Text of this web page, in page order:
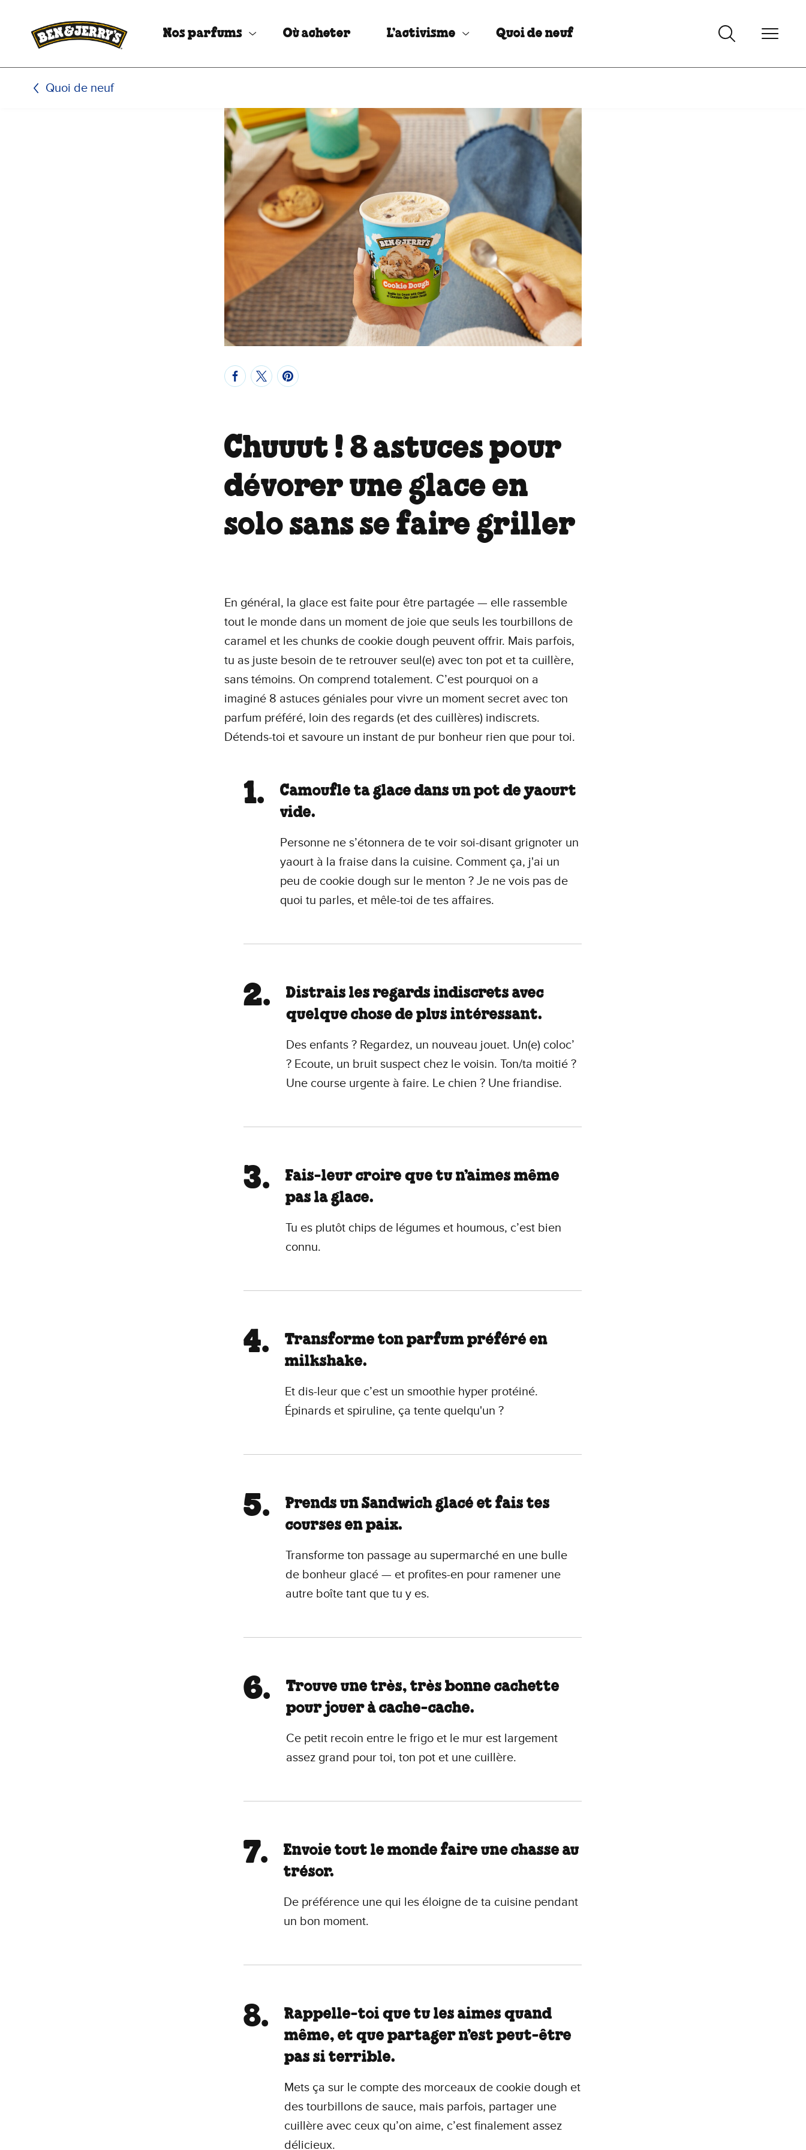
Nos parfums Où acheter L’activisme Quoi de neuf
Quoi de neuf
Chuuut ! 8 astuces pour
dévorer une glace en
solo sans se faire griller
En général, la glace est faite pour être partagée — elle rassemble
tout le monde dans un moment de joie que seuls les tourbillons de
caramel et les chunks de cookie dough peuvent offrir. Mais parfois,
tu as juste besoin de te retrouver seul(e) avec ton pot et ta cuillère,
sans témoins. On comprend totalement. C’est pourquoi on a
imaginé 8 astuces géniales pour vivre un moment secret avec ton
parfum préféré, loin des regards (et des cuillères) indiscrets.
Détends-toi et savoure un instant de pur bonheur rien que pour toi.
Camoufle ta glace dans un pot de yaourt
vide.
Personne ne s’étonnera de te voir soi-disant grignoter un
yaourt à la fraise dans la cuisine. Comment ça, j'ai un
peu de cookie dough sur le menton ? Je ne vois pas de
quoi tu parles, et mêle-toi de tes affaires.
Distrais les regards indiscrets avec
quelque chose de plus intéressant.
Des enfants ? Regardez, un nouveau jouet. Un(e) coloc’
? Ecoute, un bruit suspect chez le voisin. Ton/ta moitié ?
Une course urgente à faire. Le chien ? Une friandise.
Fais-leur croire que tu n’aimes même
pas la glace.
Tu es plutôt chips de légumes et houmous, c’est bien
connu.
Transforme ton parfum préféré en
milkshake.
Et dis-leur que c’est un smoothie hyper protéiné.
Épinards et spiruline, ça tente quelqu'un ?
Prends un Sandwich glacé et fais tes
courses en paix.
Transforme ton passage au supermarché en une bulle
de bonheur glacé — et profites-en pour ramener une
autre boîte tant que tu y es.
Trouve une très, très bonne cachette
pour jouer à cache-cache.
Ce petit recoin entre le frigo et le mur est largement
assez grand pour toi, ton pot et une cuillère.
Envoie tout le monde faire une chasse au
trésor.
De préférence une qui les éloigne de ta cuisine pendant
un bon moment.
Rappelle-toi que tu les aimes quand
même, et que partager n’est peut-être
pas si terrible.
Mets ça sur le compte des morceaux de cookie dough et
des tourbillons de sauce, mais parfois, partager une
cuillère avec ceux qu’on aime, c’est finalement assez
délicieux.